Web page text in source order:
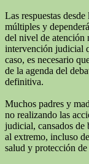
Las respuestas
múltiples y
del nivel de atención
intervención judicial
caso, es necesario
de la agenda del
definitiva.
Muchos padres y
no realizando las
judicial, cansados
al extremo, incluso
salud y protección